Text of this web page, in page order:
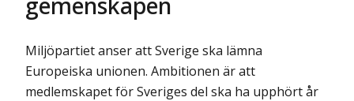
Miljöpartiet anser att Sverige ska lämna
Europeiska unionen. Ambitionen är att
medlemskapet för Sveriges del ska ha upphört år